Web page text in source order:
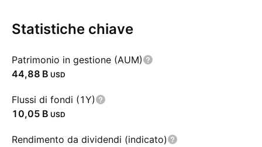
Statistiche chiave
Patrimonio in gestione (AUM)
‪44,88 B‬ USD
Flussi di fondi (1Y)
‪10,05 B‬ USD
Rendimento da dividendi (indicato)